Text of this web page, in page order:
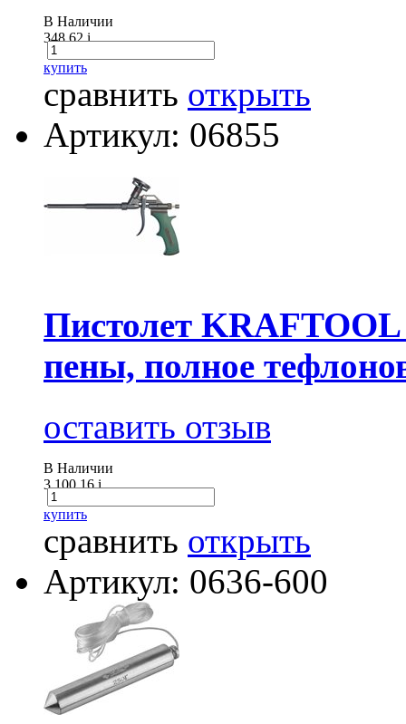
В Наличии
348.62i
купить
сравнить открыть
Артикул: 06855
Пистолет
пены, полное
оставить отзыв
В Наличии
3 100.16i
купить
сравнить открыть
Артикул: 0636-600